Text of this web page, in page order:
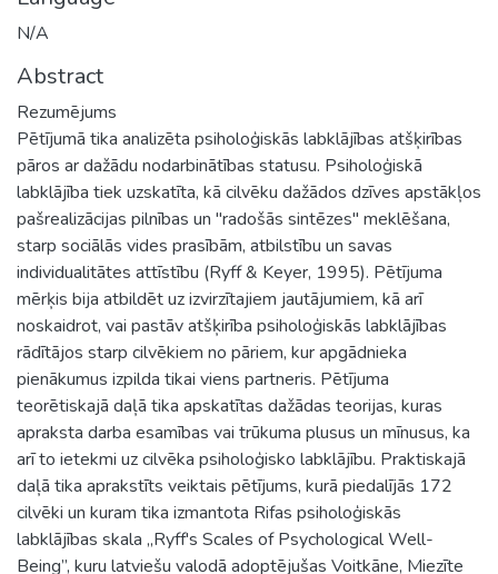
N/A
Abstract
Rezumējums
Pētījumā tika analizēta psiholoģiskās labklājības atšķirības
pāros ar dažādu nodarbinātības statusu. Psiholoģiskā
labklājība tiek uzskatīta, kā cilvēku dažādos dzīves apstākļos
pašrealizācijas pilnības un "radošās sintēzes" meklēšana,
starp sociālās vides prasībām, atbilstību un savas
individualitātes attīstību (Ryff & Keyer, 1995). Pētījuma
mērķis bija atbildēt uz izvirzītajiem jautājumiem, kā arī
noskaidrot, vai pastāv atšķirība psiholoģiskās labklājības
rādītājos starp cilvēkiem no pāriem, kur apgādnieka
pienākumus izpilda tikai viens partneris. Pētījuma
teorētiskajā daļā tika apskatītas dažādas teorijas, kuras
apraksta darba esamības vai trūkuma plusus un mīnusus, ka
arī to ietekmi uz cilvēka psiholoģisko labklājību. Praktiskajā
daļā tika aprakstīts veiktais pētījums, kurā piedalījās 172
cilvēki un kuram tika izmantota Rifas psiholoģiskās
labklājības skala „Ryff's Scales of Psychological Well-
Being”, kuru latviešu valodā adoptējušas Voitkāne, Miezīte